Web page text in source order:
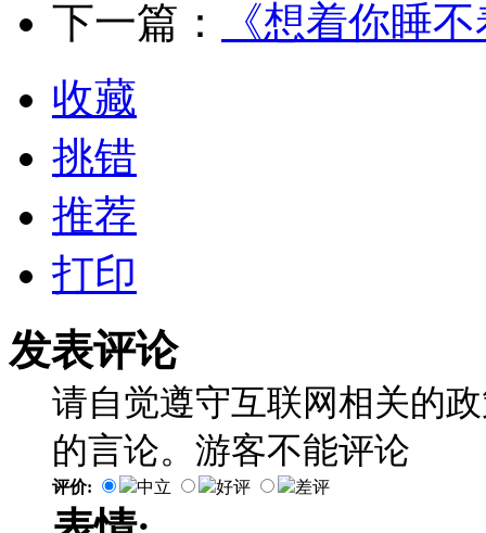
下一篇：
《想着你睡
收藏
挑错
推荐
打印
发表评论
请自觉遵守互联网相关的
的言论。游客不能评论
评价: 中立 好评 差评